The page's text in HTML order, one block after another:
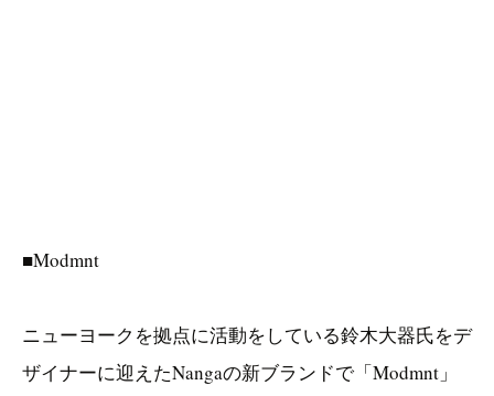
■Modmnt
ニューヨークを拠点に活動をしている鈴木大器氏をデ
ザイナーに迎えたNangaの新ブランドで「Modmnt」